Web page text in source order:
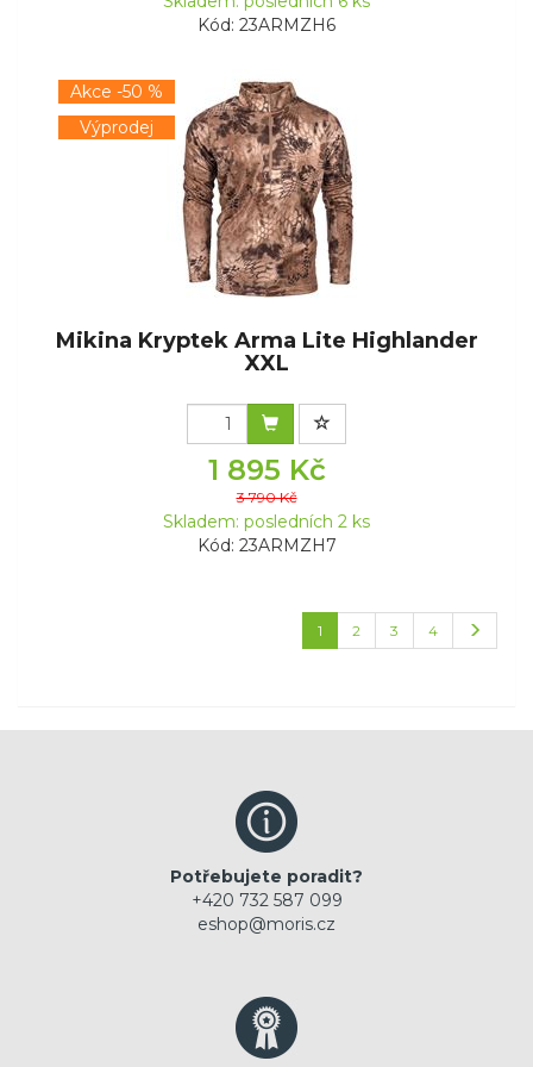
Kód: 23ARMZH6
Akce -50 %
Výprodej
Mikina Kryptek Arma Lite Highlander
XXL
1 895 Kč
3 790 Kč
Skladem: posledních 2 ks
Kód: 23ARMZH7
1 2 3 4
Potřebujete poradit?
+420 732 587 099
eshop@moris.cz